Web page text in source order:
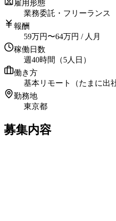
雇用形態
業務委託・フリーランス
報酬
59万円 〜64万円 / 人月
稼働日数
週40時間（5人日）
働き方
基本リモート（たまに出社
勤務地
東京都
募集内容